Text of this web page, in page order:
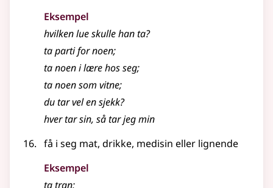
Eksempel
hvilken lue skulle han ta?
ta parti for noen;
ta noen i lære hos seg;
ta noen som vitne;
du tar vel en sjekk?
hver tar sin, så tar jeg min
få i seg mat, drikke, medisin eller lignende
Eksempel
ta tran;